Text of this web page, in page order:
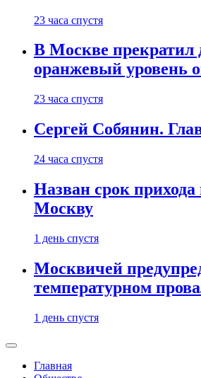
23 часа спустя
В Москве прекратил
оранжевый уровень
23 часа спустя
Сергей Собянин.
24 часа спустя
Назван срок прихода
Москву
1 день спустя
Москвичей
температурном
1 день спустя
Главная